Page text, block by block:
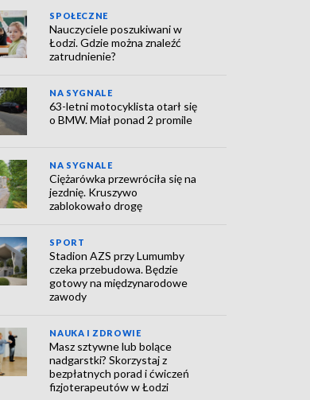
SPOŁECZNE
Nauczyciele poszukiwani w
Łodzi. Gdzie można znaleźć
zatrudnienie?
NA SYGNALE
63-letni motocyklista otarł się
o BMW. Miał ponad 2 promile
NA SYGNALE
Ciężarówka przewróciła się na
jezdnię. Kruszywo
zablokowało drogę
SPORT
Stadion AZS przy Lumumby
czeka przebudowa. Będzie
gotowy na międzynarodowe
zawody
NAUKA I ZDROWIE
Masz sztywne lub bolące
nadgarstki? Skorzystaj z
bezpłatnych porad i ćwiczeń
fizjoterapeutów w Łodzi